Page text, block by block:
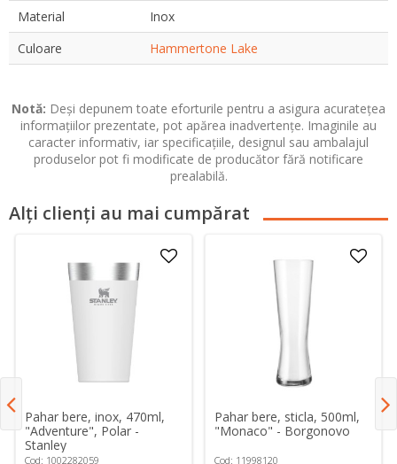
Material
Inox
Culoare
Hammertone Lake
Notă: Deși depunem toate eforturile pentru a asigura acuratețea
informațiilor prezentate, pot apărea inadvertențe. Imaginile au
caracter informativ, iar specificațiile, designul sau ambalajul
produselor pot fi modificate de producător fără notificare
prealabilă.
Alți clienți au mai cumpărat
Pahar bere, inox, 470ml,
"Adventure", Polar -
Stanley
Cod: 1002282059
Pahar bere, sticla, 500ml,
"Monaco" - Borgonovo
Cod: 11998120